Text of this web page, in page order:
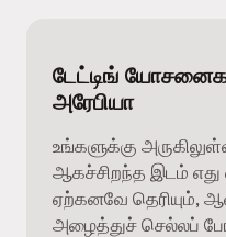
டேட்டிங்
அரேபியா
உங்களுக்கு
ஆகச்சிறந்த இடம் எது
ஏற்கனவே தெரியும்,
அழைத்துச் செல்லப்